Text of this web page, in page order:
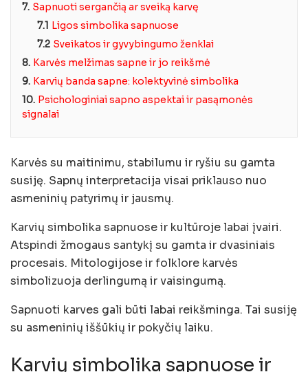
7. Sapnuoti sergančią ar sveiką karvę
7.1 Ligos simbolika sapnuose
7.2 Sveikatos ir gyvybingumo ženklai
8. Karvės melžimas sapne ir jo reikšmė
9. Karvių banda sapne: kolektyvinė simbolika
10. Psichologiniai sapno aspektai ir pasąmonės
signalai
Karvės su maitinimu, stabilumu ir ryšiu su gamta
susiję. Sapnų interpretacija visai priklauso nuo
asmeninių patyrimų ir jausmų.
Karvių simbolika sapnuose ir kultūrojelabai įvairi.
Atspindi žmogaus santykį su gamta ir dvasiniais
procesais. Mitologijose ir folklore karvės
simbolizuoja derlingumą ir vaisingumą.
Sapnuoti karves gali būti labai reikšminga. Tai susiję
su asmeninių iššūkių ir pokyčių laiku.
Karvių simbolika sapnuose ir